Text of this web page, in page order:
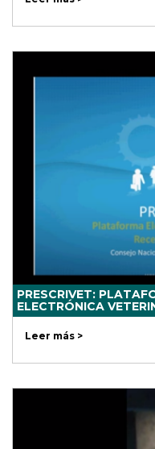
PRESCRIVET:
ELECTRÓNICA
Leer más >